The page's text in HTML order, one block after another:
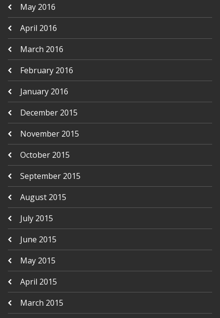
May 2016
April 2016
March 2016
February 2016
January 2016
December 2015
November 2015
October 2015
September 2015
August 2015
July 2015
June 2015
May 2015
April 2015
March 2015